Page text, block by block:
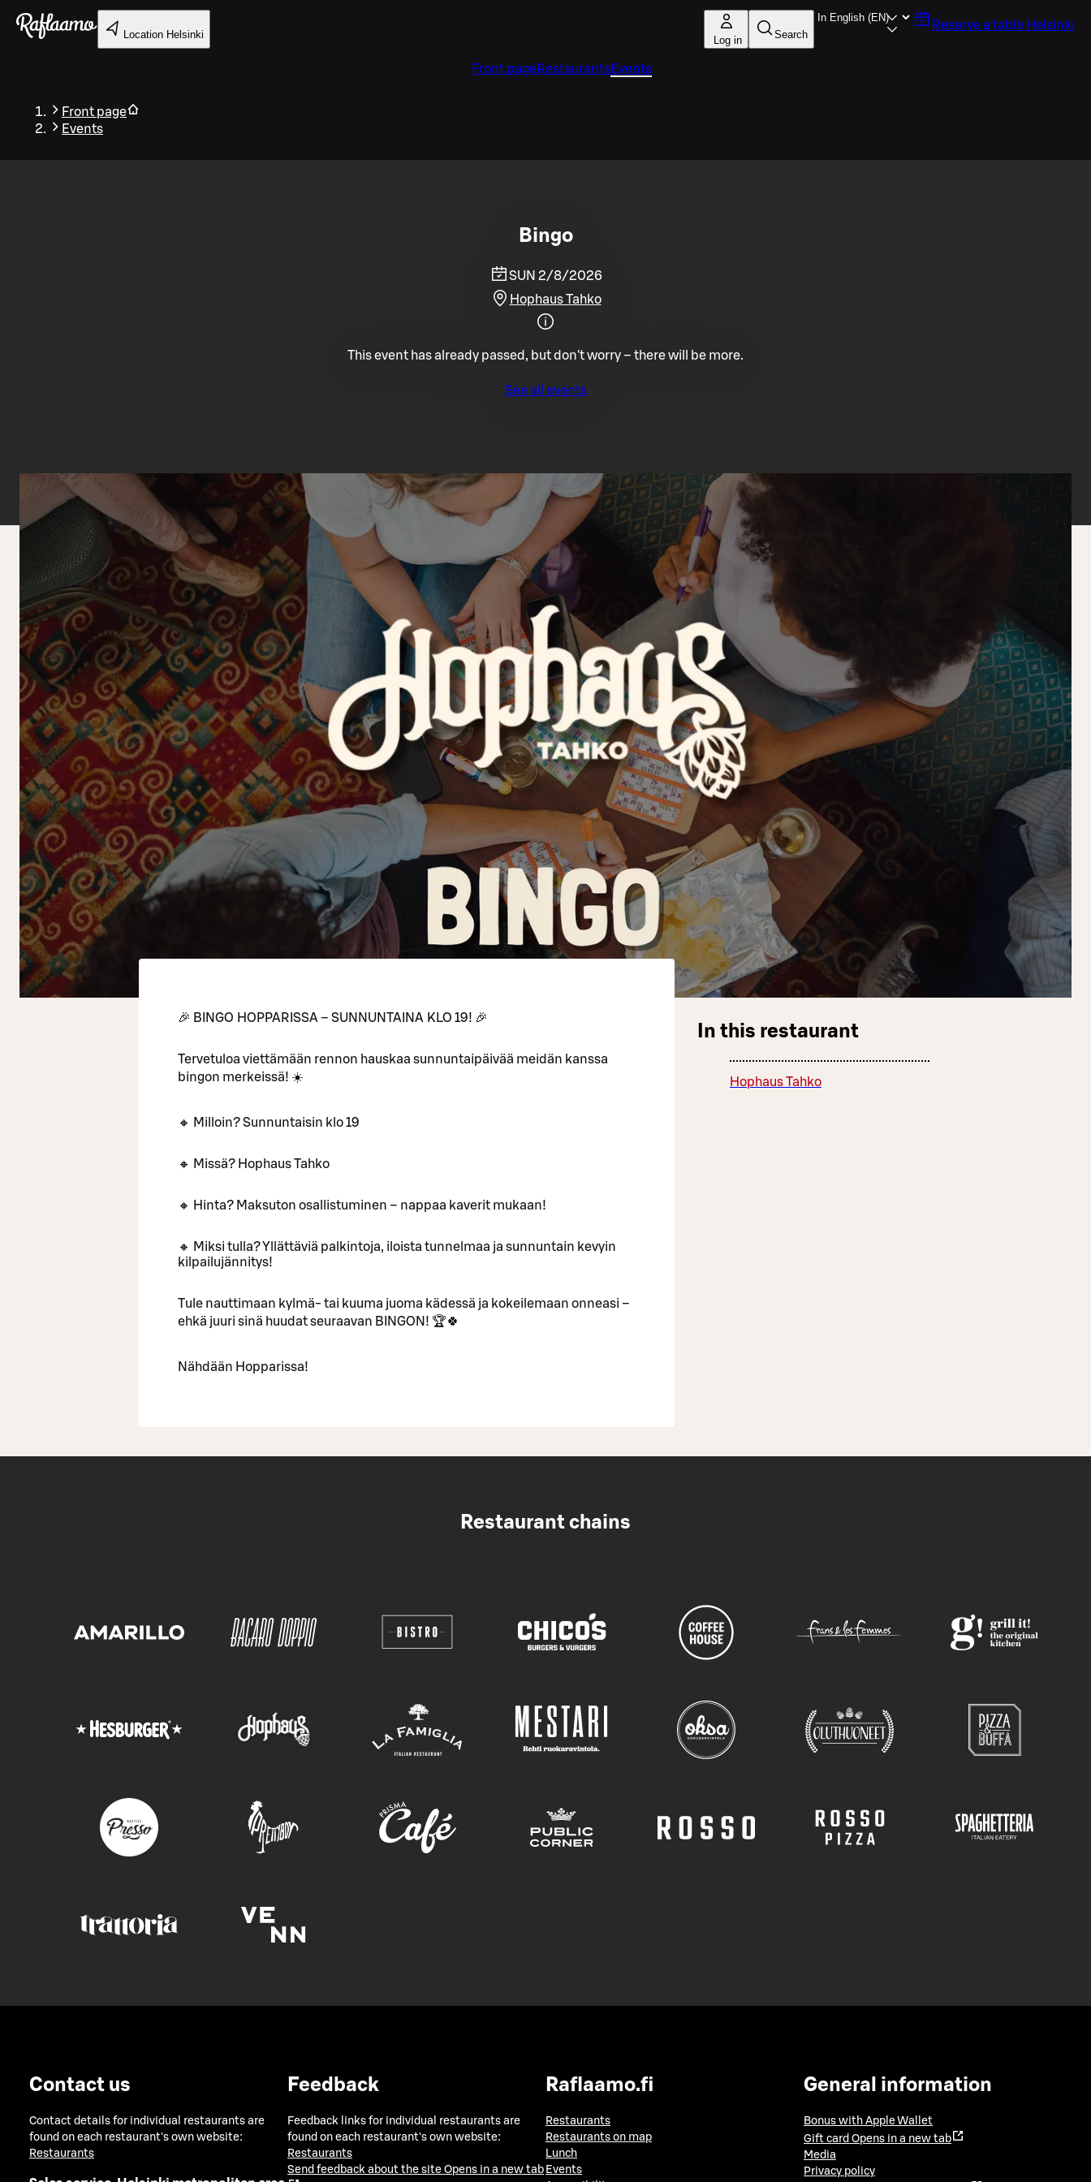
Skip to main content
Location Helsinki Log in Search
Reserve a table Helsinki
Front pageRestaurantsEvents
Front page
Events
Back
Bingo
SUN 2/8/2026
Hophaus Tahko
This event has already passed, but don't worry – there will be more.
See all events
🎉 BINGO HOPPARISSA – SUNNUNTAINA KLO 19! 🎉
Tervetuloa viettämään rennon hauskaa sunnuntaipäivää meidän kanssa
bingon merkeissä! ☀️
🔸 Milloin? Sunnuntaisin klo 19
🔸 Missä? Hophaus Tahko
🔸 Hinta? Maksuton osallistuminen – nappaa kaverit mukaan!
🔸 Miksi tulla? Yllättäviä palkintoja, iloista tunnelmaa ja sunnuntain kevyin
kilpailujännitys!
Tule nauttimaan kylmä- tai kuuma juoma kädessä ja kokeilemaan onneasi –
ehkä juuri sinä huudat seuraavan BINGON! 🏆🍀
Nähdään Hopparissa!
In this restaurant
Hophaus Tahko
Restaurant chains
Contact us
Contact details for individual restaurants are
found on each restaurant's own website:
Restaurants
Feedback
Feedback links for individual restaurants are
found on each restaurant's own website:
Restaurants
Send feedback about the site Opens in a new tab
Raflaamo.fi
Restaurants
Restaurants on map
Lunch
Events
General information
Bonus with Apple Wallet
Gift card Opens in a new tab
Media
Privacy policy